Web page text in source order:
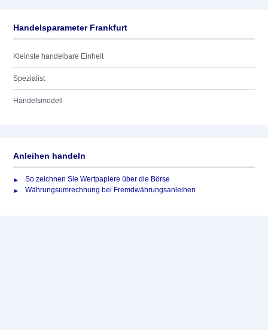
Handelsparameter Frankfurt
Kleinste handelbare Einheit
Spezialist
Handelsmodell
Anleihen handeln
So zeichnen Sie Wertpapiere über die Börse
Währungsumrechnung bei Fremdwährungsanleihen